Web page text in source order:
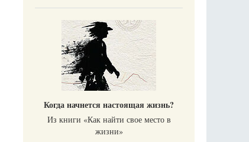
Когда начнется настоящая жизнь?
Из книги «Как найти свое место в
жизни​»